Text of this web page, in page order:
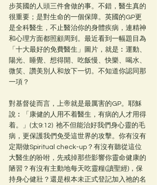
步英國的人頭三件會做的事。不錯，醫生真的
很重要；是對生命的一個保障。英國的GP更
是全科醫生，不止醫治你的身體疾病，連精神
和心理方面都照顧周到。最近看到一幅題目為
「十大最好的免費醫生」圖片，就是︰運動、
陽光、睡覺、想得開、吃飯慢、快樂、喝水、
微笑、讚美別人和放下一切。不知道你認同那
一項？
對基督徒而言，上帝就是最厲害的GP。耶穌
說︰「康健的人用不着醫生，有病的人才用得
着。」(太9:12)  祂不但能治好我們身心靈的毛
病，更保護我們免受這世界的攻擊。你有沒有
定期做Spiritual check-up？有沒有聽從這位
大醫生的吩咐，先戒掉那些影響你靈命健康的
陋習？有沒有主動地每天吃靈糧(讀聖經)，保
持身心健壯？還是根本未正式登記加入祂的名